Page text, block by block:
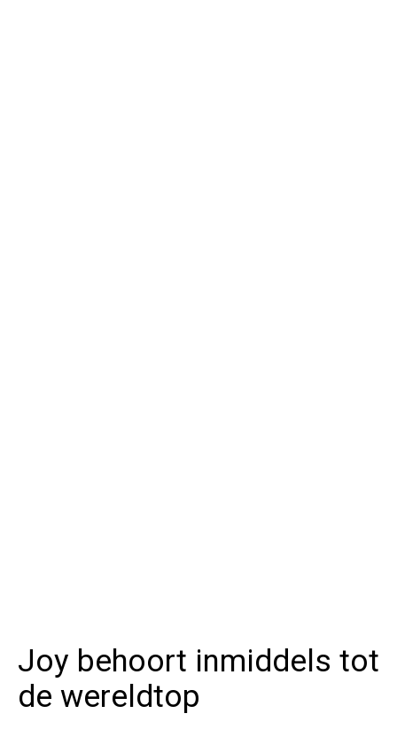
Joy behoort inmiddels tot
de wereldtop